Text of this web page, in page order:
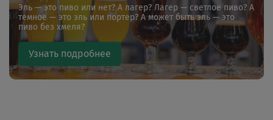
Эль — это пиво или нет? А лагер? Лагер — светлое пиво? А
темное — это эль или портер? А может быть эль — это
пиво без хмеля?
Узнать подробнее